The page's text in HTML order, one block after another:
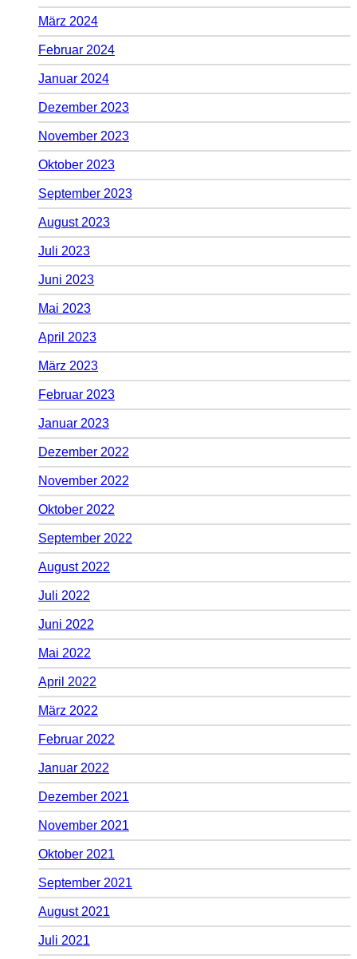
März 2024
Februar 2024
Januar 2024
Dezember 2023
November 2023
Oktober 2023
September 2023
August 2023
Juli 2023
Juni 2023
Mai 2023
April 2023
März 2023
Februar 2023
Januar 2023
Dezember 2022
November 2022
Oktober 2022
September 2022
August 2022
Juli 2022
Juni 2022
Mai 2022
April 2022
März 2022
Februar 2022
Januar 2022
Dezember 2021
November 2021
Oktober 2021
September 2021
August 2021
Juli 2021